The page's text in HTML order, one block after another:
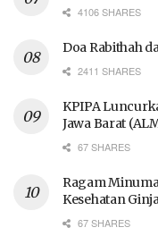
4106 SHARES
Doa Rabithah
2411 SHARES
KPIPA
Jawa Barat
67 SHARES
Ragam
Kesehatan
67 SHARES